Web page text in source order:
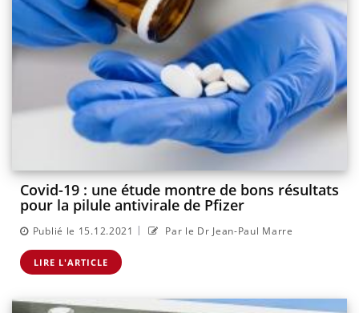
Covid-19 : une étude montre de bons résultats
pour la pilule antivirale de Pfizer
Publié le 15.12.2021 | Par le Dr Jean-Paul Marre
LIRE L'ARTICLE